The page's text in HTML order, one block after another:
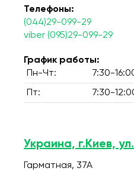
Телефоны:
(044)29-099-29
viber (095)29-099-29
График работы:
Пн-Чт:
7:30-
Пт: 7:30-
Украина, г.Киев,
Гарматная, 37А